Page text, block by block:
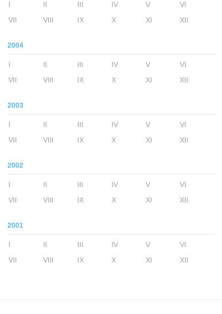
I II III IV V
VI
VII
VIII IX X XI XII
2004
I II III IV V
VI
VII
VIII IX X XI XII
2003
I II III IV V
VI
VII
VIII IX X XI XII
2002
I II III IV V
VI
VII
VIII IX X XI XII
2001
I II III IV V
VI
VII
VIII IX X XI XII